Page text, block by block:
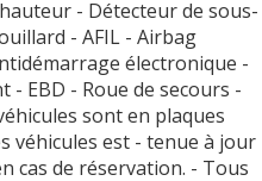
- Détecteur de sous-
- AFIL - Airbag
électronique -
EBD - Roue de secours -
sont en plaques
véhicules est - tenue à jour
cas de réservation. - Tous